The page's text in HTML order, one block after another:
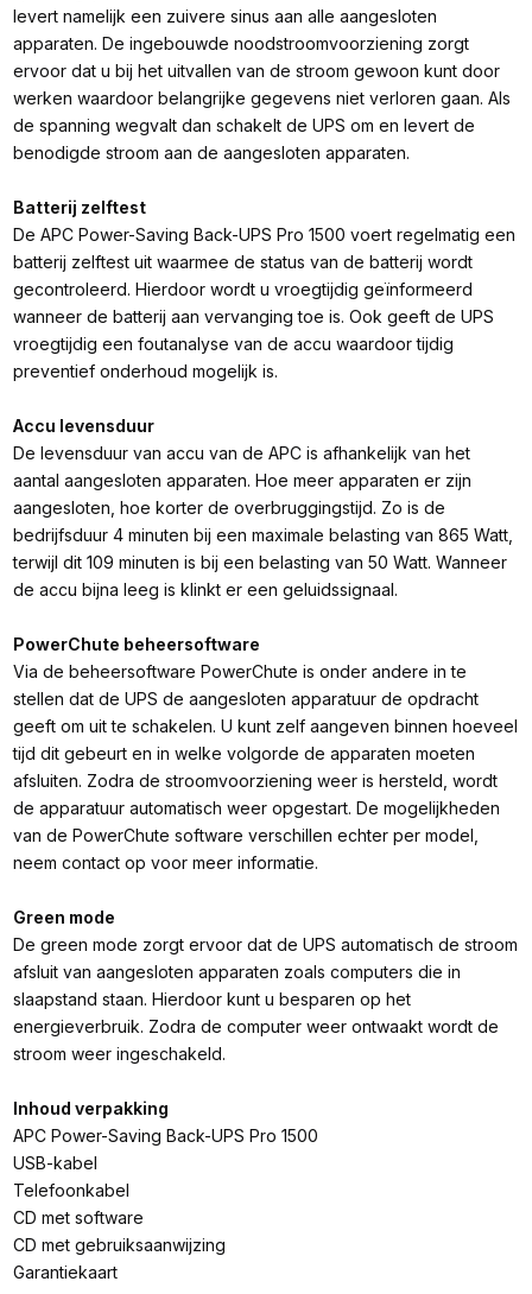
levert namelijk een zuivere sinus aan alle aangesloten
apparaten. De ingebouwde noodstroomvoorziening zorgt
ervoor dat u bij het uitvallen van de stroom gewoon kunt door
werken waardoor belangrijke gegevens niet verloren gaan. Als
de spanning wegvalt dan schakelt de UPS om en levert de
benodigde stroom aan de aangesloten apparaten.
Batterij zelftest
De APC Power-Saving Back-UPS Pro 1500 voert regelmatig een
batterij zelftest uit waarmee de status van de batterij wordt
gecontroleerd. Hierdoor wordt u vroegtijdig geïnformeerd
wanneer de batterij aan vervanging toe is. Ook geeft de UPS
vroegtijdig een foutanalyse van de accu waardoor tijdig
preventief onderhoud mogelijk is.
Accu levensduur
De levensduur van accu van de APC is afhankelijk van het
aantal aangesloten apparaten. Hoe meer apparaten er zijn
aangesloten, hoe korter de overbruggingstijd. Zo is de
bedrijfsduur 4 minuten bij een maximale belasting van 865 Watt,
terwijl dit 109 minuten is bij een belasting van 50 Watt. Wanneer
de accu bijna leeg is klinkt er een geluidssignaal.
PowerChute beheersoftware
Via de beheersoftware PowerChute is onder andere in te
stellen dat de UPS de aangesloten apparatuur de opdracht
geeft om uit te schakelen. U kunt zelf aangeven binnen hoeveel
tijd dit gebeurt en in welke volgorde de apparaten moeten
afsluiten. Zodra de stroomvoorziening weer is hersteld, wordt
de apparatuur automatisch weer opgestart. De mogelijkheden
van de PowerChute software verschillen echter per model,
neem contact op voor meer informatie.
Green mode
De green mode zorgt ervoor dat de UPS automatisch de stroom
afsluit van aangesloten apparaten zoals computers die in
slaapstand staan. Hierdoor kunt u besparen op het
energieverbruik. Zodra de computer weer ontwaakt wordt de
stroom weer ingeschakeld.
Inhoud verpakking
APC Power-Saving Back-UPS Pro 1500
USB-kabel
Telefoonkabel
CD met software
CD met gebruiksaanwijzing
Garantiekaart